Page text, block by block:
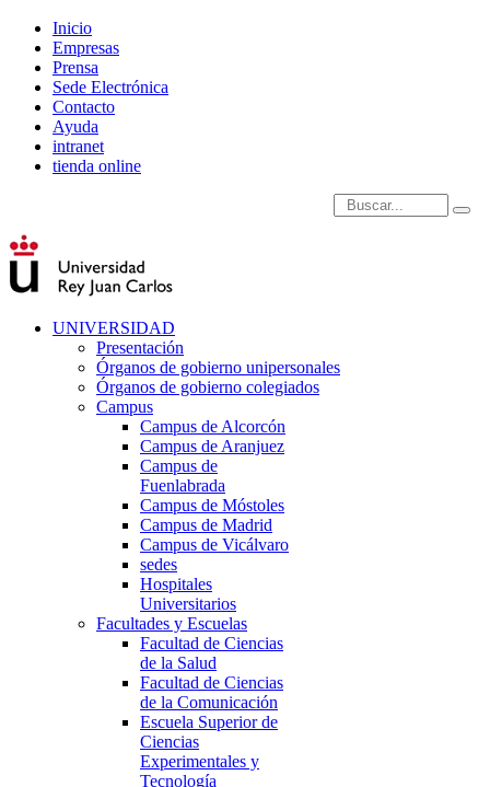
Inicio
Empresas
Prensa
Sede Electrónica
Contacto
Ayuda
intranet
tienda online
Introduce términos de
UNIVERSIDAD
Presentación
Órganos de gobierno unipersonales
Órganos de gobierno colegiados
Campus
Campus de Alcorcón
Campus de Aranjuez
Campus de
Fuenlabrada
Campus de Móstoles
Campus de Madrid
Campus de Vicálvaro
sedes
Hospitales
Universitarios
Facultades y Escuelas
Facultad de Ciencias
de la Salud
Facultad de Ciencias
de la Comunicación
Escuela Superior de
Ciencias
Experimentales y
Tecnología